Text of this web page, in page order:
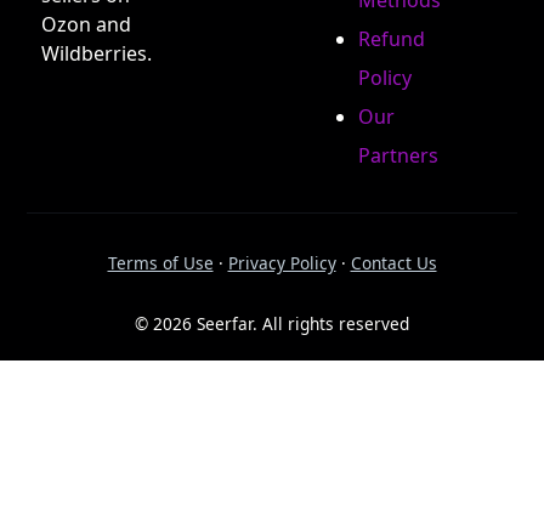
Ozon and
Wildberries.
Refund
Policy
Our
Partners
Terms of Use · Privacy Policy· Contact Us
© 2026 Seerfar. All rights reserved